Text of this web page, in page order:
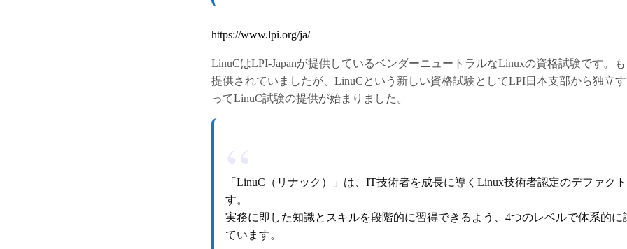
https://www.lpi.org/ja/
LinuCはLPI-Japanが提供しているベンダーニュートラルなLinuxの資格試験です。
提供されていましたが、LinuCという新しい資格試験としてLPI日本支部から独立す
ってLinuC試験の提供が始まりました。
「LinuC（リナック）」は、IT技術者を成長に導くLinux技術者認定のデファク
す。
実務に即した知識とスキルを段階的に習得できるよう、4つのレベルで体系的に
ています。